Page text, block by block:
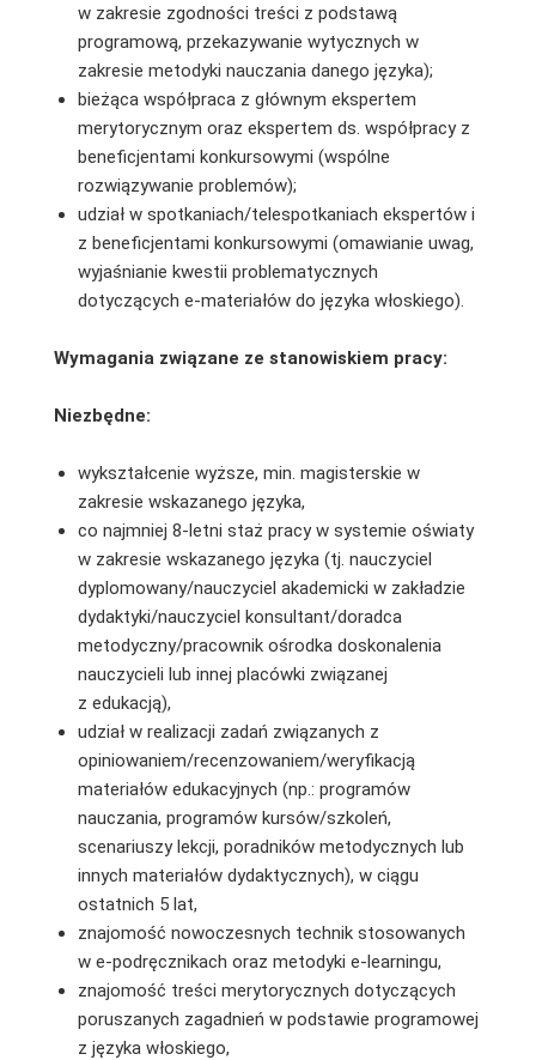
w zakresie zgodności treści z podstawą
programową, przekazywanie wytycznych w
zakresie metodyki nauczania danego języka);
bieżąca współpraca z głównym ekspertem
merytorycznym oraz ekspertem ds. współpracy z
beneficjentami konkursowymi (wspólne
rozwiązywanie problemów);
udział w spotkaniach/telespotkaniach ekspertów i
z beneficjentami konkursowymi (omawianie uwag,
wyjaśnianie kwestii problematycznych
dotyczących e-materiałów do języka włoskiego).
Wymagania związane ze stanowiskiem pracy:
Niezbędne:
wykształcenie wyższe, min. magisterskie w
zakresie wskazanego języka,
co najmniej 8-letni staż pracy w systemie oświaty
w zakresie wskazanego języka (tj. nauczyciel
dyplomowany/nauczyciel akademicki w zakładzie
dydaktyki/nauczyciel konsultant/doradca
metodyczny/pracownik ośrodka doskonalenia
nauczycieli lub innej placówki związanej
z edukacją),
udział w realizacji zadań związanych z
opiniowaniem/recenzowaniem/weryfikacją
materiałów edukacyjnych (np.: programów
nauczania, programów kursów/szkoleń,
scenariuszy lekcji, poradników metodycznych lub
innych materiałów dydaktycznych), w ciągu
ostatnich 5 lat,
znajomość nowoczesnych technik stosowanych
w e-podręcznikach oraz metodyki e-learningu,
znajomość treści merytorycznych dotyczących
poruszanych zagadnień w podstawie programowej
z języka włoskiego,